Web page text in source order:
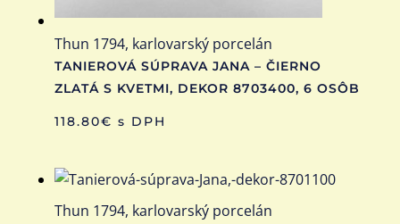
Thun 1794, karlovarský porcelán
TANIEROVÁ SÚPRAVA JANA – ČIERNO
ZLATÁ S KVETMI, DEKOR 8703400, 6 OSÔB
118.80€ s DPH
Thun 1794, karlovarský porcelán